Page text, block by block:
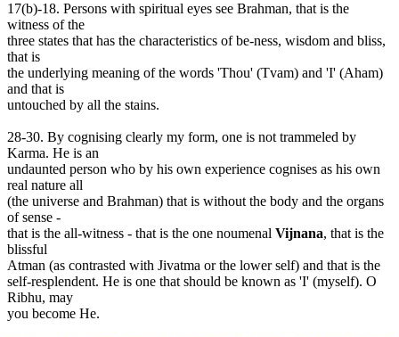
17(b)-18. Persons with spiritual eyes see Brahman, that is the
witness of the
three states that has the characteristics of be-ness, wisdom and bliss,
that is
the underlying meaning of the words 'Thou' (Tvam) and 'I' (Aham)
and that is
untouched by all the stains.
28-30. By cognising clearly my form, one is not trammeled by
Karma. He is an
undaunted person who by his own experience cognises as his own
real nature all
(the universe and Brahman) that is without the body and the organs
of sense -
that is the all-witness - that is the one noumenal Vijnana, that is the
blissful
Atman (as contrasted with Jivatma or the lower self) and that is the
self-resplendent. He is one that should be known as 'I' (myself). O
Ribhu, may
you become He.